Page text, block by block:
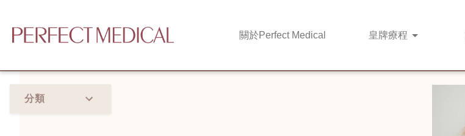
關於Perfect Medical 皇牌療程
分類